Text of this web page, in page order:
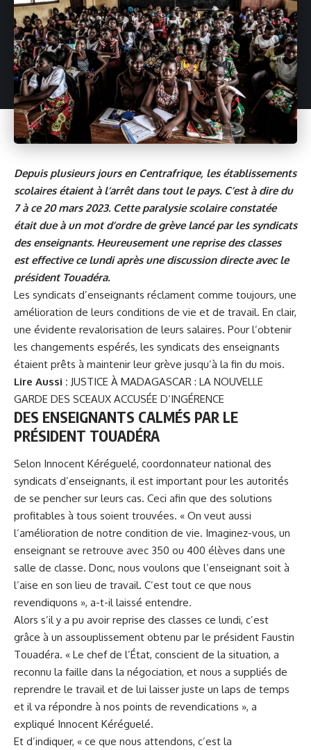
Depuis plusieurs jours en Centrafrique, les établissements
scolaires étaient à l’arrêt dans tout le pays. C’est à dire du
7 à ce 20 mars 2023. Cette paralysie scolaire constatée
était due à un mot d’ordre de grève lancé par les syndicats
des enseignants. Heureusement une reprise des classes
est effective ce lundi après une discussion directe avec le
président Touadéra.
Les syndicats d’enseignants réclament comme toujours, une
amélioration de leurs conditions de vie et de travail. En clair,
une évidente revalorisation de leurs salaires. Pour l’obtenir
les changements espérés, les syndicats des enseignants
étaient prêts à maintenir leur grève jusqu’à la fin du mois.
Lire Aussi : JUSTICE À MADAGASCAR : LA NOUVELLE
GARDE DES SCEAUX ACCUSÉE D‘INGÉRENCE
DES ENSEIGNANTS CALMÉS PAR LE
PRÉSIDENT TOUADÉRA
Selon Innocent Kéréguelé, coordonnateur national des
syndicats d’enseignants, il est important pour les autorités
de se pencher sur leurs cas. Ceci afin que des solutions
profitables à tous soient trouvées. « On veut aussi
l’amélioration de notre condition de vie. Imaginez-vous, un
enseignant se retrouve avec 350 ou 400 élèves dans une
salle de classe. Donc, nous voulons que l’enseignant soit à
l’aise en son lieu de travail. C’est tout ce que nous
revendiquons », a-t-il laissé entendre.
Alors s’il y a pu avoir reprise des classes ce lundi, c’est
grâce à un assouplissement obtenu par le président Faustin
Touadéra. « Le chef de l’État, conscient de la situation, a
reconnu la faille dans la négociation, et nous a suppliés de
reprendre le travail et de lui laisser juste un laps de temps
et il va répondre à nos points de revendications », a
expliqué Innocent Kéréguelé.
Et d’indiquer, « ce que nous attendons, c’est la